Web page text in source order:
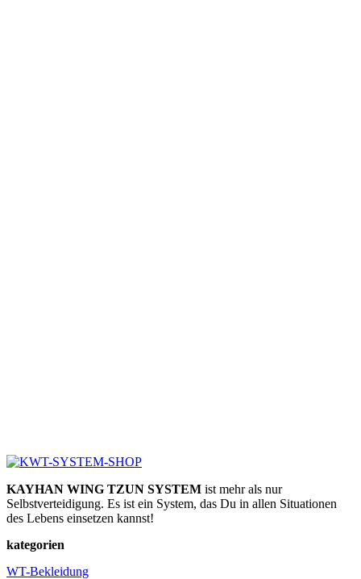
KAYHAN WING TZUN SYSTEM ist mehr als nur
Selbstverteidigung. Es ist ein System, das Du in allen Situationen
des Lebens einsetzen kannst!
kategorien
WT-Bekleidung